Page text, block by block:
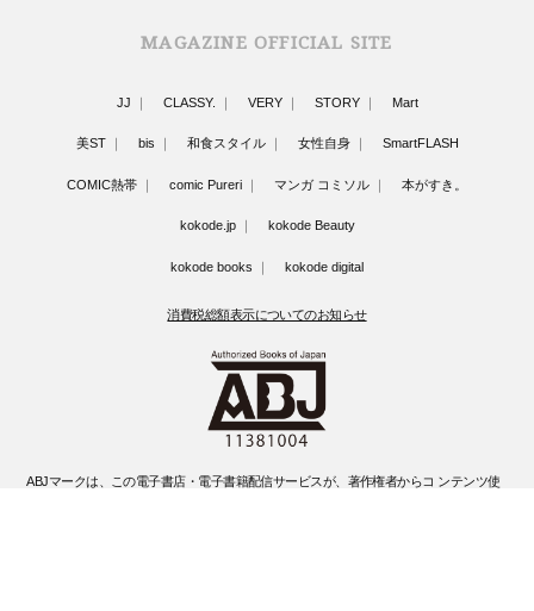
MAGAZINE OFFICIAL SITE
JJ CLASSY. VERY STORY Mart
美ST bis 和食スタイル 女性自身 SmartFLASH
COMIC熱帯 comic Pureri マンガ コミソル 本がすき。
kokode.jp kokode Beauty
kokode books kokode digital
消費税総額表示についてのお知らせ
ABJマークは、この電子書店・電子書籍配信サービスが、著作権者からコ ンテンツ使